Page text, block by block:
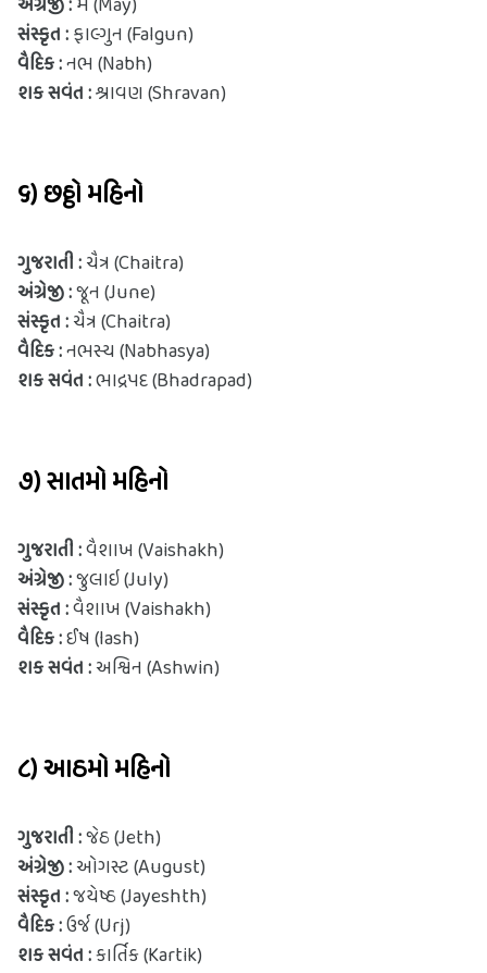
સંસ્કૃત : ફાલ્ગુન (Falgun)
વૈદિક : નભ (Nabh)
શક સવંત : શ્રાવણ (Shravan)
૬) છઠ્ઠો મહિનો
ગુજરાતી : ચૈત્ર (Chaitra)
અંગ્રેજી : જૂન (June)
સંસ્કૃત : ચૈત્ર (Chaitra)
વૈદિક : નભસ્ય (Nabhasya)
શક સવંત : ભાદ્રપદ (Bhadrapad)
૭) સાતમો મહિનો
ગુજરાતી : વૈશાખ (Vaishakh)
અંગ્રેજી : જુલાઇ (July)
સંસ્કૃત : વૈશાખ (Vaishakh)
વૈદિક : ઈષ (Iash)
શક સવંત : અશ્વિન (Ashwin)
૮) આઠમો મહિનો
ગુજરાતી : જેઠ (Jeth)
અંગ્રેજી : ઓગસ્ટ (August)
સંસ્કૃત : જયેષ્ઠ (Jayeshth)
વૈદિક : ઉર્જ (Urj)
શક સવંત : કાર્તિક (Kartik)